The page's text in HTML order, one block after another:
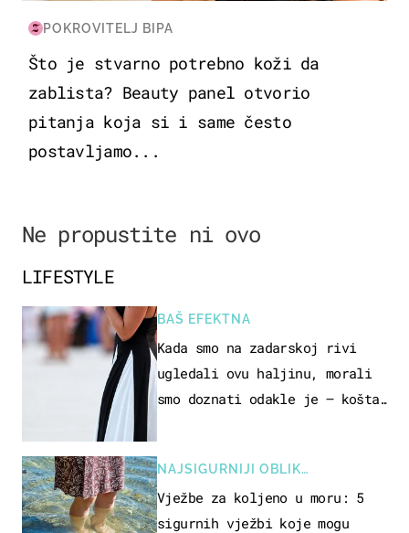
POKROVITELJ BIPA
Što je stvarno potrebno koži da
zablista? Beauty panel otvorio
pitanja koja si i same često
postavljamo...
Ne propustite ni ovo
LIFESTYLE
BAŠ EFEKTNA
Kada smo na zadarskoj rivi
ugledali ovu haljinu, morali
smo doznati odakle je – košta
NAJSIGURNIJI OBLIK
REKREACIJE
Vježbe za koljeno u moru: 5
sigurnih vježbi koje mogu